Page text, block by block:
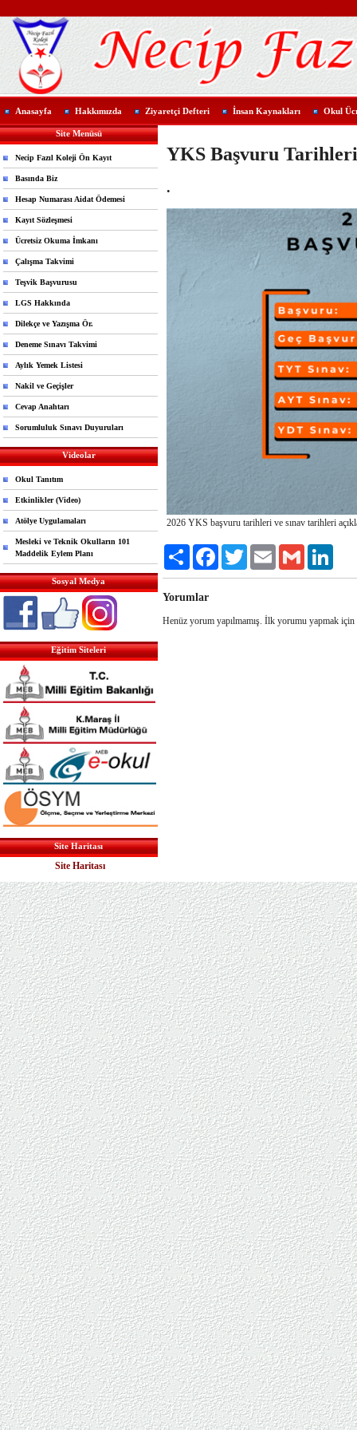
Anasayfa Hakkımızda Ziyaretçi Defteri İnsan Kaynakları Okul
Site Menüsü
Necip Fazıl Koleji Ön Kayıt
Basında Biz
Hesap Numarası Aidat Ödemesi
Kayıt Sözleşmesi
Ücretsiz Okuma İmkanı
Çalışma Takvimi
Teşvik Başvurusu
LGS Hakkında
Dilekçe ve Yazışma Ör.
Deneme Sınavı Takvimi
Aylık Yemek Listesi
Nakil ve Geçişler
Cevap Anahtarı
Sorumluluk Sınavı Duyuruları
Videolar
Okul Tanıtım
Etkinlikler (Video)
Atölye Uygulamaları
Mesleki ve Teknik Okulların 101
Maddelik Eylem Planı
Sosyal Medya
Eğitim Siteleri
Site Haritası
Site Haritası
YKS Başvuru Tarihleri
.
2026 YKS başvuru tarihleri ve sınav tarihleri
Share FacebookTwitter Email Gmail
Yorumlar
Henüz yorum yapılmamış. İlk yorumu yapmak için